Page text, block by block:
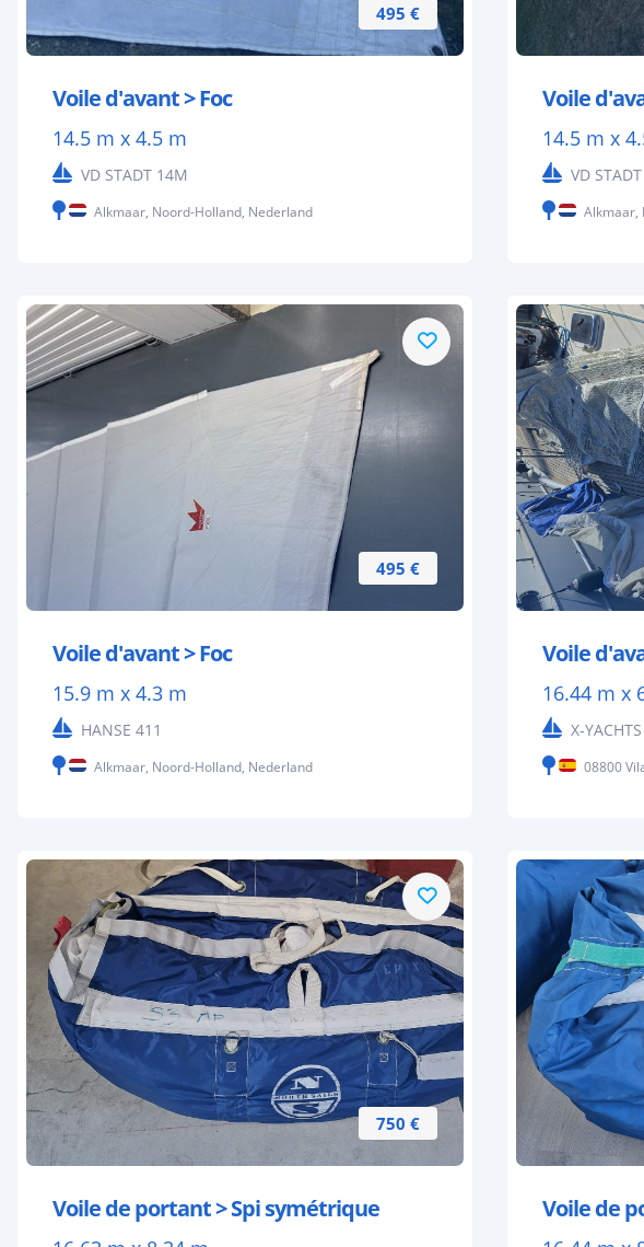
495 €
Voile d'avant > Foc
14.5 m x 4.5 m
VD STADT 14M
Alkmaar, Noord-Holland, Nederland
Voile
14.5 m x
VD
Alkmaar,
495 €
Voile d'avant > Foc
15.9 m x 4.3 m
HANSE 411
Alkmaar, Noord-Holland, Nederland
Voile
16.44 m x
X-
08800
750 €
Voile de portant > Spi symétrique Voile de